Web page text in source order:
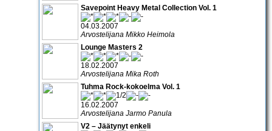
Savepoint Heavy Metal Collection Vol. 1
04.03.2007
Arvostelijana Mikko Heimola
Lounge Masters 2
18.02.2007
Arvostelijana Mika Roth
Tuhma Rock-kokoelma Vol. 1
16.02.2007
Arvostelijana Jarmo Panula
V2 – Jäätynyt enkeli